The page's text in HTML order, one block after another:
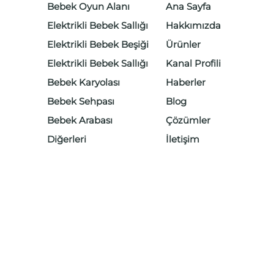
Bebek Oyun Alanı
Elektrikli Bebek Sallığı
Elektrikli Bebek Beşiği
Elektrikli Bebek Sallığı
Bebek Karyolası
Bebek Sehpası
Bebek Arabası
Diğerleri
Ana Sayfa
Hakkımızda
Ürünler
Kanal Profili
Haberler
Blog
Çözümler
İletişim